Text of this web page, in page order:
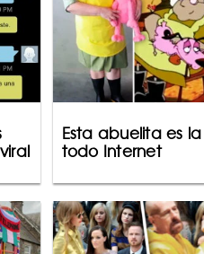
Esta abuelita es
todo Internet